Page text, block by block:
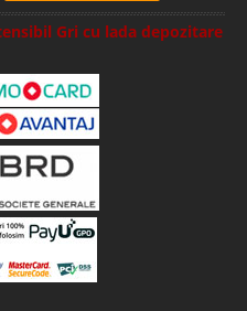
Gri cu lada depozitare